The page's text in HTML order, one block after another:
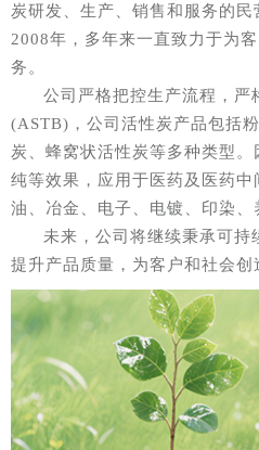
炭研发、生产、销售和服务的
2008年，多年来一直致力于为
务。
公司严格把控生产流程，严
(ASTB)，公司活性炭产品包括
炭、蜂窝状活性炭等多种类型
纯等效果，应用于医药及医药
油、冶金、电子、电镀、印染、
未来，公司将继续秉承可持
提升产品质量，为客户和社会创